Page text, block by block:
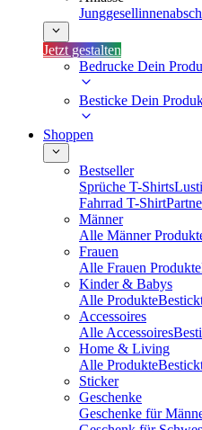
Jetzt gestalten
Bedrucke Dein
Besticke Dein
Shoppen
Bestseller
Sprüche T-Shirts
Fahrrad T-Shirt
Männer
Alle Männer
Frauen
Alle Frauen Produkte
Kinder & Babys
Alle Produkte
Accessoires
Alle Accessoires
Home & Living
Alle Produkte
Sticker
Geschenke
Geschenke für